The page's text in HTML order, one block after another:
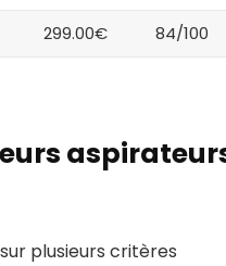
299.00€ 84/100
plusieurs critères